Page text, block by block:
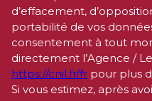
sensibles dans le champ
Ce site est protégé par
Confidentialitéet es
Google s'appliquent.